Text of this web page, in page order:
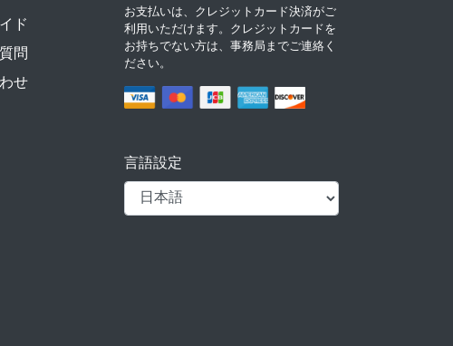
ド
問
せ
お支払いは、クレジットカード決済がご
利用いただけます。クレジットカードを
お持ちでない方は、事務局までご連絡く
ださい。
言語設定